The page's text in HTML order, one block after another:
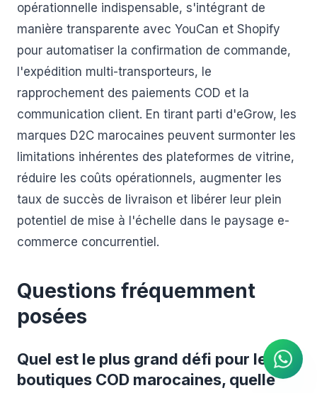
opérationnelle indispensable, s'intégrant de
manière transparente avec YouCan et Shopify
pour automatiser la confirmation de commande,
l'expédition multi-transporteurs, le
rapprochement des paiements COD et la
communication client. En tirant parti d'eGrow, les
marques D2C marocaines peuvent surmonter les
limitations inhérentes des plateformes de vitrine,
réduire les coûts opérationnels, augmenter les
taux de succès de livraison et libérer leur plein
potentiel de mise à l'échelle dans le paysage e-
commerce concurrentiel.
Questions fréquemment
posées
Quel est le plus grand défi pour les
boutiques COD marocaines, quelle
AGENT IA